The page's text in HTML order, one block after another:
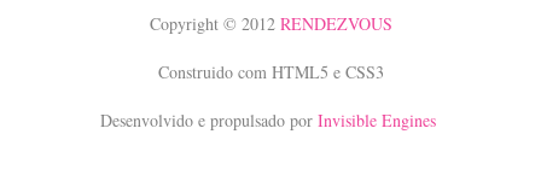
Copyright © 2012 RENDEZVOUS
Construido com HTML5 e CSS3
Desenvolvido e propulsado por Invisible Engines